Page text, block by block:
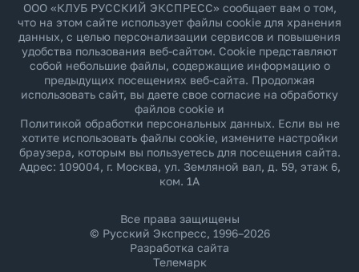
ООО «КЛУБ РУССКИЙ ЭКСПРЕСС» сообщает вам о том,
что на этом сайте использует файлы cookie для хранения
данных, с целью персонализации сервисов и повышения
удобства пользования веб-сайтом. Cookie представляют
собой небольшие файлы, содержащие информацию о
предыдущих посещениях веб-сайта. Продолжая
использовать сайт, вы даете свое согласие на обработку
файлов cookie и
Политикой обработки персональных данных. Если вы не
хотите использовать файлы cookie, измените настройки
браузера, которым вы пользуетесь для посещения сайта.
Адрес: 109004, г. Москва, ул. Земляной вал, д. 59, этаж 6,
ком. 1А
Все права защищены
© Русский Экспресс, 1996–2026
Разработка сайта
Телемарк